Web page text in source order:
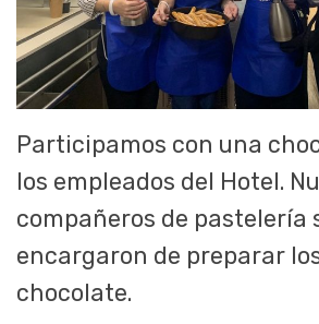
Participamos con una
los empleados del Hotel.
compañeros de pastelería
encargaron de preparar
chocolate.